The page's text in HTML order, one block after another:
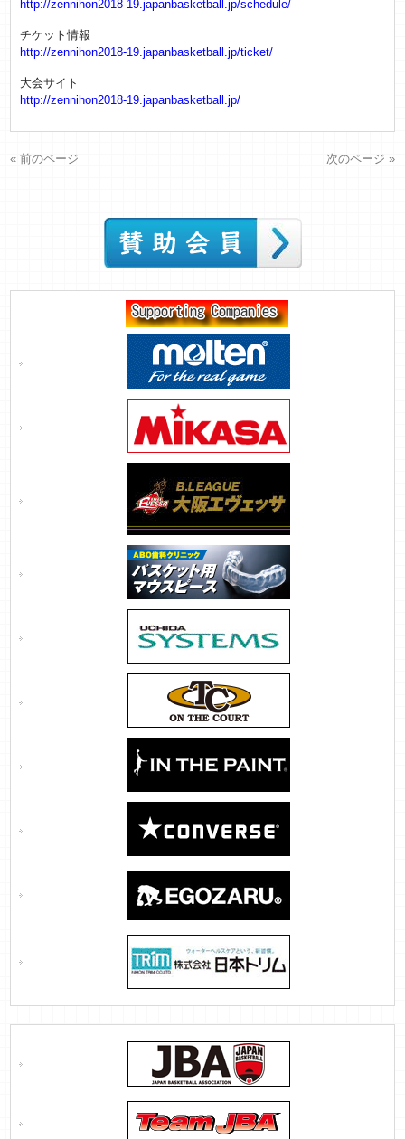
http://zennihon2018-19.japanbasketball.jp/schedule/
チケット情報
http://zennihon2018-19.japanbasketball.jp/ticket/
大会サイト
http://zennihon2018-19.japanbasketball.jp/
« 前のページ 次のページ »